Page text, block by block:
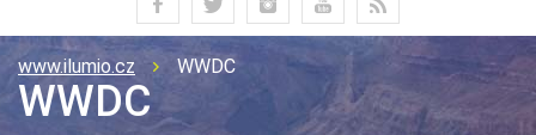
www.ilumio.cz WWDC
WWDC